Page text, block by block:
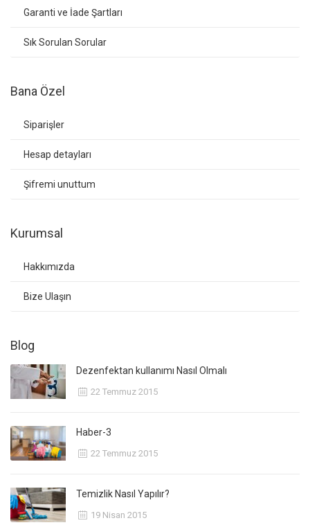
Garanti ve İade Şartları
Sık Sorulan Sorular
Bana Özel
Siparişler
Hesap detayları
Şifremi unuttum
Kurumsal
Hakkımızda
Bize Ulaşın
Blog
Dezenfektan kullanımı Nasıl Olmalı
22 Temmuz 2015
Haber-3
22 Temmuz 2015
Temizlik Nasıl Yapılır?
19 Nisan 2015